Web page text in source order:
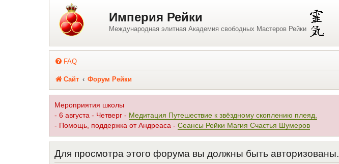
Регистрация Империя Рейки
Международная элитная Академия свободных Мастеров Рейки
FAQ
Сайт Форум Рейки
Мероприятия школы
- 6 августа - Четверг - Медитация Путешествие к звёздному скоплению плеяд,
- Помощь, поддержка от Андреаса - Сеансы Рейки Магия Счастья Шумеров
Для просмотра этого форума вы должны быть авторизованы.